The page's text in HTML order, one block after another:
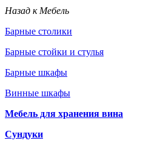
Назад к Мебель
Барные столики
Барные стойки и стулья
Барные шкафы
Винные шкафы
Мебель для хранения вина
Сундуки